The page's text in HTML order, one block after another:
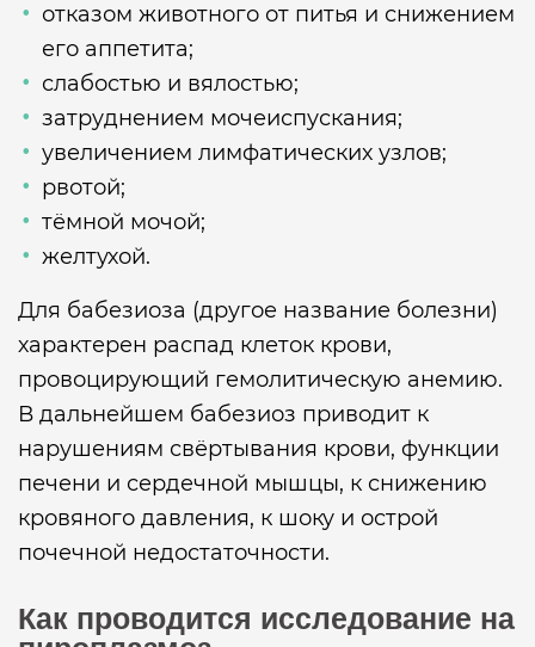
отказом животного от питья и снижением
его аппетита;
слабостью и вялостью;
затруднением мочеиспускания;
увеличением лимфатических узлов;
рвотой;
тёмной мочой;
желтухой.
Для бабезиоза (другое название болезни)
характерен распад клеток крови,
провоцирующий гемолитическую анемию.
В дальнейшем бабезиоз приводит к
нарушениям свёртывания крови, функции
печени и сердечной мышцы, к снижению
кровяного давления, к шоку и острой
почечной недостаточности.
Как проводится исследование на